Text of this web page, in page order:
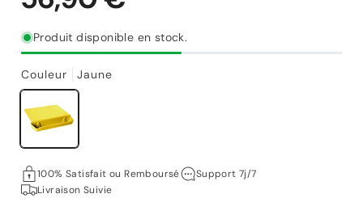
Prix
habituel
56,90 €
Produit disponible en stock.
Couleur Jaune
100% Satisfait ou Remboursé
Support 7j/7
Livraison Suivie